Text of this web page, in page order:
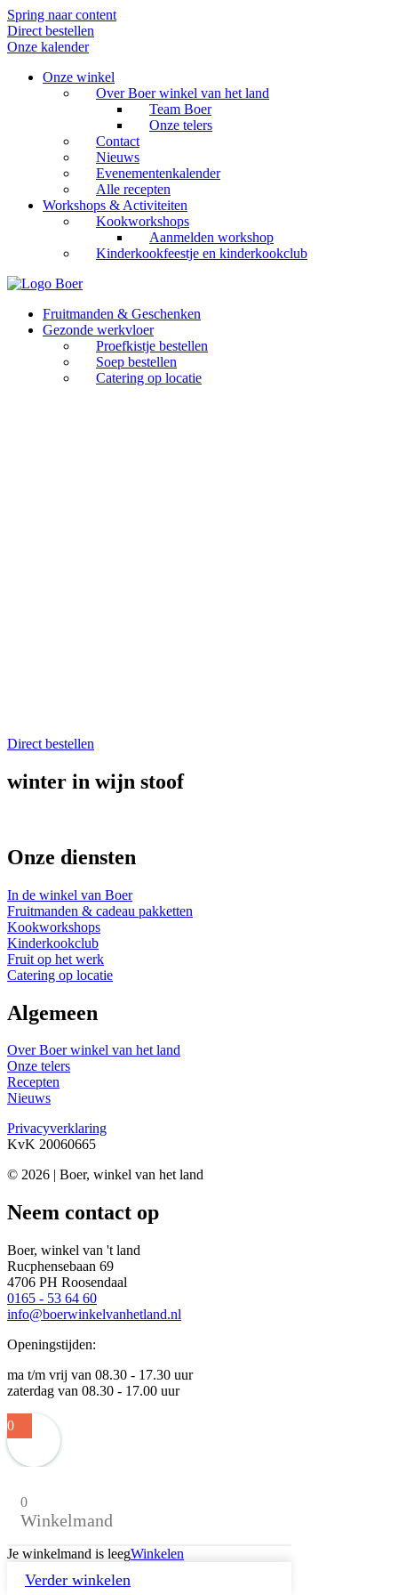
Spring naar content
Direct bestellen
Onze kalender
Onze winkel
Over Boer winkel van het land
Team Boer
Onze telers
Contact
Nieuws
Evenementenkalender
Alle recepten
Workshops & Activiteiten
Kookworkshops
Aanmelden workshop
Kinderkookfeestje en kinderkookclub
Fruitmanden & Geschenken
Gezonde werkvloer
Proefkistje bestellen
Soep bestellen
Catering op locatie
Direct bestellen
winter in wijn stoof
Onze diensten
In de winkel van Boer
Fruitmanden & cadeau pakketten
Kookworkshops
Kinderkookclub
Fruit op het werk
Catering op locatie
Algemeen
Over Boer winkel van het land
Onze telers
Recepten
Nieuws
Privacyverklaring
KvK 20060665
© 2026 | Boer, winkel van het land
Neem contact op
Boer, winkel van 't land
Rucphensebaan 69
4706 PH Roosendaal
0165 - 53 64 60
info@boerwinkelvanhetland.nl
Openingstijden:
ma t/m vrij van 08.30 - 17.30 uur
zaterdag van 08.30 - 17.00 uur
0
0
Winkelmand
Je winkelmand is leegWinkelen
Verder winkelen